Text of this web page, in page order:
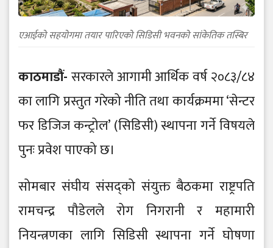
एआईको सहयोगमा तयार पारिएको सिडिसी भवनको सांकेतिक तस्बिर
काठमाडौं-सरकारले आगामी आर्थिक वर्ष २०८३/८४
का लागि प्रस्तुत गरेको नीति तथा कार्यक्रममा ‘सेन्टर
फर डिजिज कन्ट्रोल’ (सिडिसी) स्थापना गर्ने विषयले
पुनः प्रवेश पाएको छ।
सोमबार संघीय संसद्को संयुक्त बैठकमा राष्ट्रपति
रामचन्द्र पौडेलले रोग निगरानी र महामारी
नियन्त्रणका लागि सिडिसी स्थापना गर्ने घोषणा